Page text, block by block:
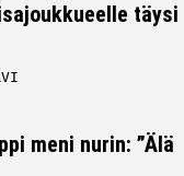
täysi
meni nurin: ”Älä